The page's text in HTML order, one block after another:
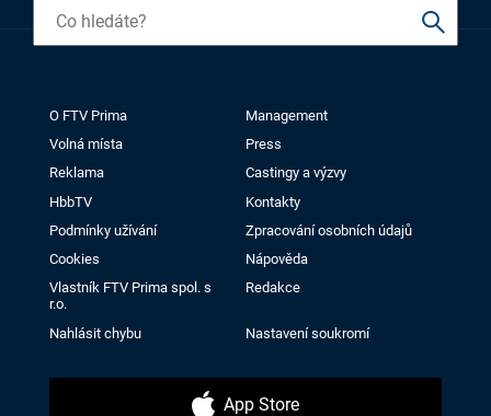
O FTV Prima
Management
Volná místa
Press
Reklama
Castingy a výzvy
HbbTV
Kontakty
Podmínky užívání
Zpracování osobních údajů
Cookies
Nápověda
Vlastník FTV Prima spol. s
r.o.
Redakce
Nahlásit chybu Nastavení soukromí
App Store